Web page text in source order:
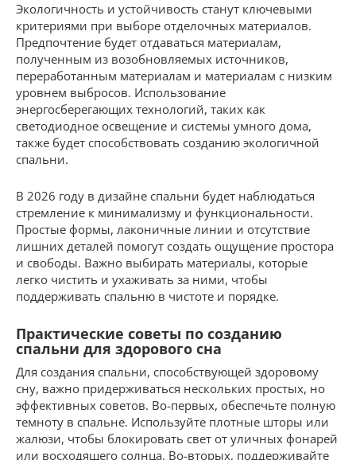
Экологичность и устойчивость станут ключевыми
критериями при выборе отделочных материалов.
Предпочтение будет отдаваться материалам,
полученным из возобновляемых источников,
переработанным материалам и материалам с низким
уровнем выбросов. Использование
энергосберегающих технологий, таких как
светодиодное освещение и системы умного дома,
также будет способствовать созданию экологичной
спальни.
В 2026 году в дизайне спальни будет наблюдаться
стремление к минимализму и функциональности.
Простые формы, лаконичные линии и отсутствие
лишних деталей помогут создать ощущение простора
и свободы. Важно выбирать материалы, которые
легко чистить и ухаживать за ними, чтобы
поддерживать спальню в чистоте и порядке.
Практические советы по созданию
спальни для здорового сна
Для создания спальни, способствующей здоровому
сну, важно придерживаться нескольких простых, но
эффективных советов. Во-первых, обеспечьте полную
темноту в спальне. Используйте плотные шторы или
жалюзи, чтобы блокировать свет от уличных фонарей
или восходящего солнца. Во-вторых, поддерживайте